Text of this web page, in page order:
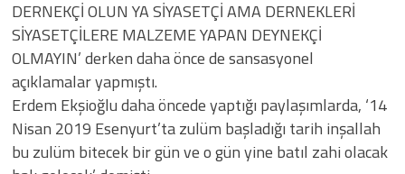
DERNEKÇİ OLUN YA SİYASETÇİ AMA DERNEKLERİ
SİYASETÇİLERE MALZEME YAPAN DEYNEKÇİ
OLMAYIN’ derken daha önce de sansasyonel
açıklamalar yapmıştı.
Erdem Ekşioğlu daha öncede yaptığı paylaşımlarda, ‘14
Nisan 2019 Esenyurt’ta zulüm başladığı tarih inşallah
bu zulüm bitecek bir gün ve o gün yine batıl zahi olacak